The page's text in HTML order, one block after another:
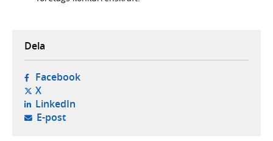
Dela
Facebook- öppnas i ny flik, extern webbplats,
X- öppnas i ny flik, extern webbplats,
LinkedIn- öppnas i ny flik, extern webbplats,
E-post- öppnar din e-postklient,